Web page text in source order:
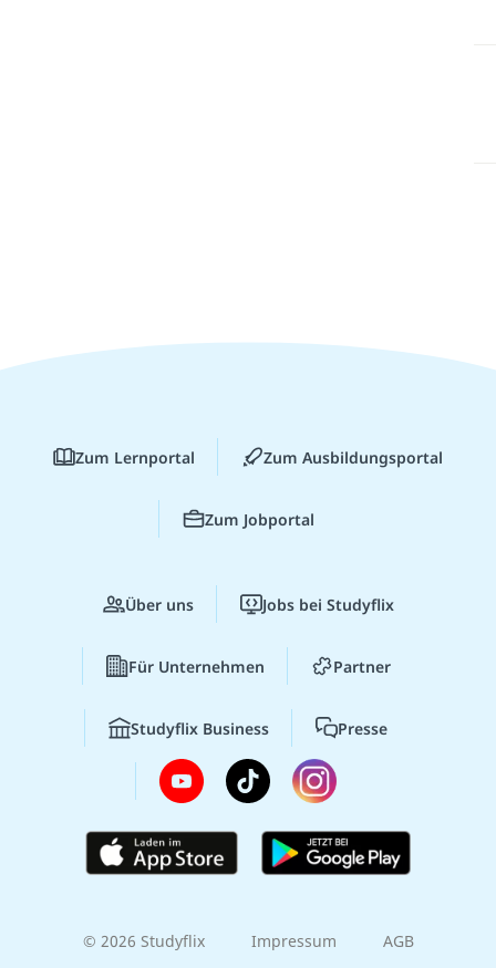
Zum Lernportal Zum Ausbildungsportal
Zum Jobportal
Über uns Jobs bei Studyflix
Für Unternehmen Partner
Studyflix Business Presse
© 2026 Studyflix Impressum AGB